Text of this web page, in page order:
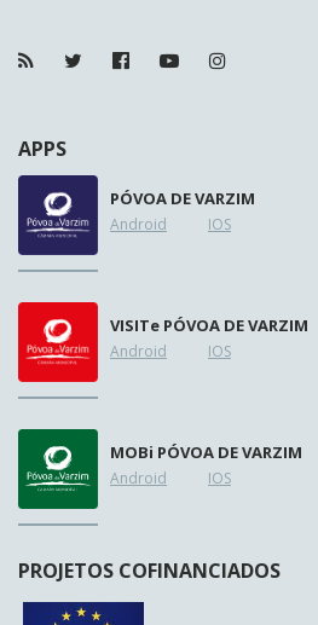
APPS
PÓVOA DE VARZIM
Android IOS
VISITe PÓVOA DE VARZIM
Android IOS
MOBi PÓVOA DE VARZIM
Android IOS
PROJETOS COFINANCIADOS